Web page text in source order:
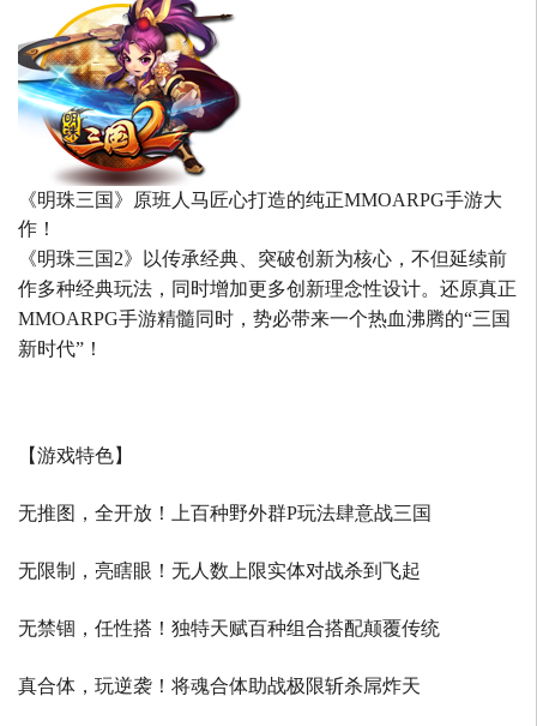
《明珠三国》原班人马匠心打造的纯正MMOARPG手游大
作！
《明珠三国2》以传承经典、突破创新为核心，不但延续前
作多种经典玩法，同时增加更多创新理念性设计。还原真正
MMOARPG手游精髓同时，势必带来一个热血沸腾的“三国
新时代”！
【游戏特色】
无推图，全开放！上百种野外群P玩法肆意战三国
无限制，亮瞎眼！无人数上限实体对战杀到飞起
无禁锢，任性搭！独特天赋百种组合搭配颠覆传统
真合体，玩逆袭！将魂合体助战极限斩杀屌炸天